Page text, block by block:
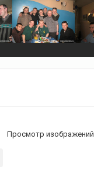
Просмотр